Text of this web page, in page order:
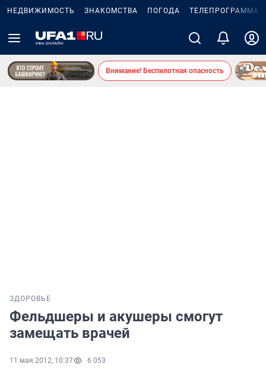
НЕДВИЖИМОСТЬ ЗНАКОМСТВА ПОГОДА ТЕЛЕПРОГРАММА
Внимание! Беспилотная опасность
ЗДОРОВЬЕ
Фельдшеры и акушеры смогут
замещать врачей
11 мая 2012, 10:37 6 053